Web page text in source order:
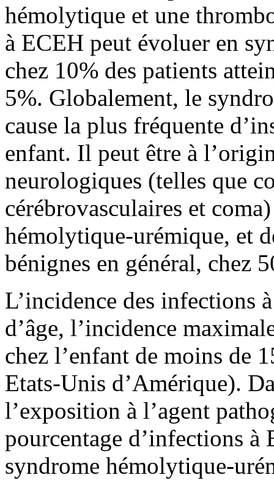
hémolytique et une
à ECEH peut évoluer en
chez 10% des patients
5%. Globalement, le
cause la plus fréquente
enfant. Il peut être à
neurologiques (telles que
cérébrovasculaires et
hémolytique-urémique, et
bénignes en général, chez
L’incidence des infections
d’âge, l’incidence
chez l’enfant de moins de
Etats-Unis d’Amérique).
l’exposition à l’agent
pourcentage d’infections
syndrome hémolytique-